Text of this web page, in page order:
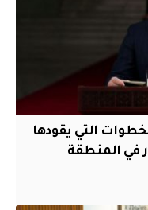
التي يقودها
في المنطقة